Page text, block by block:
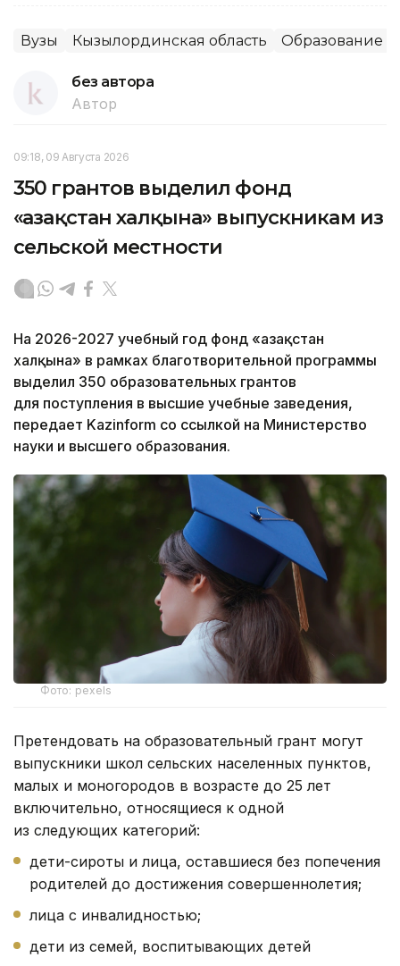
Вузы Кызылординская область Образование
без автора
Автор
09:18, 09 Августа 2026
350 грантов выделил фонд
«Қазақстан халқына» выпускникам из
сельской местности
На 2026-2027 учебный год фонд «Қазақстан
халқына» в рамках благотворительной программы
выделил 350 образовательных грантов
для поступления в высшие учебные заведения,
передает Kazinform со ссылкой на Министерство
науки и высшего образования.
Фото: pexels
Претендовать на образовательный грант могут
выпускники школ сельских населенных пунктов,
малых и моногородов в возрасте до 25 лет
включительно, относящиеся к одной
из следующих категорий:
дети-сироты и лица, оставшиеся без попечения
родителей до достижения совершеннолетия;
лица с инвалидностью;
дети из семей, воспитывающих детей